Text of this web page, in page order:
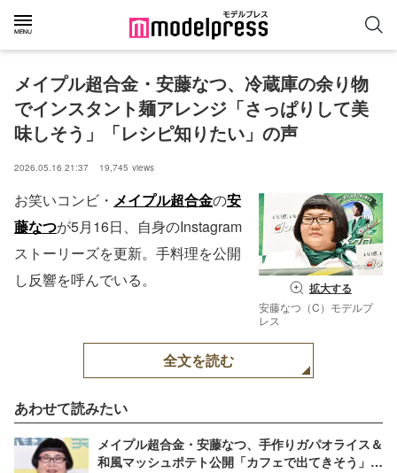
メイプル超合金・安藤なつ、冷蔵庫の余り物
でインスタント麺アレンジ「さっぱりして美
味しそう」「レシピ知りたい」の声
2026.05.16 21:37 19,745 views
拡大する
安藤なつ（C）モデルプ
レス
お笑いコンビ・ メイプル超合金の安
藤なつが5月16日、自身のInstagram
ストーリーズを更新。手料理を公開
し反響を呼んでいる。
全文を読む
あわせて読みたい
メイプル超合金・安藤なつ、手作りガパオライス＆
和風マッシュポテト公開「カフェで出てきそう」